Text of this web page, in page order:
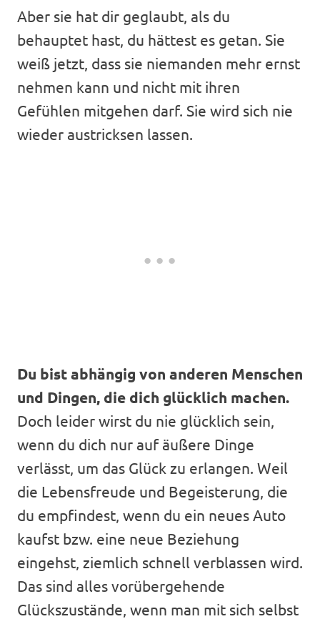
Aber sie hat dir geglaubt, als du
behauptet hast, du hättest es getan. Sie
weiß jetzt, dass sie niemanden mehr ernst
nehmen kann und nicht mit ihren
Gefühlen mitgehen darf. Sie wird sich nie
wieder austricksen lassen.
Du bist abhängig von anderen Menschen
und Dingen, die dich glücklich machen.
Doch leider wirst du nie glücklich sein,
wenn du dich nur auf äußere Dinge
verlässt, um das Glück zu erlangen. Weil
die Lebensfreude und Begeisterung, die
du empfindest, wenn du ein neues Auto
kaufst bzw. eine neue Beziehung
eingehst, ziemlich schnell verblassen wird.
Das sind alles vorübergehende
Glückszustände, wenn man mit sich selbst